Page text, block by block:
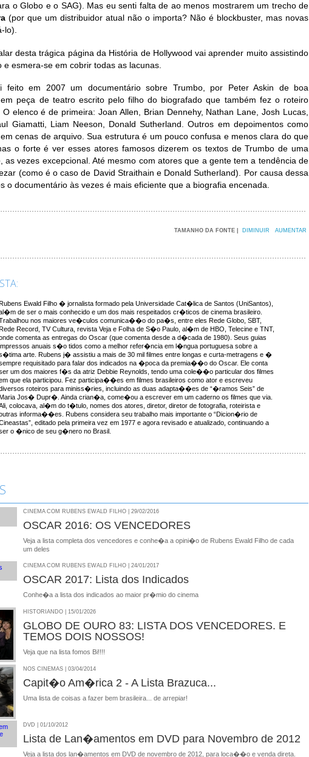
o Globo e o SAG). Mas eu senti falta de ao menos mostrarem um trecho de
(por que um distribuidor atual não o importa? Não é blockbuster, mas novas
lo).
desta trágica página da História de Hollywood vai aprender muito assistindo
esmera-se em cobrir todas as lacunas.
feito em 2007 um documentário sobre Trumbo, por Peter Askin de boa
peça de teatro escrito pelo filho do biografado que também fez o roteiro
elenco é de primeira: Joan Allen, Brian Dennehy, Nathan Lane, Josh Lucas,
Giamatti, Liam Neeson, Donald Sutherland. Outros em depoimentos como
cenas de arquivo. Sua estrutura é um pouco confusa e menos clara do que
o forte é ver esses atores famosos dizerem os textos de Trumbo de uma
as vezes excepcional. Até mesmo com atores que a gente tem a tendência de
(como é o caso de David Straithain e Donald Sutherland). Por causa dessa
o documentário às vezes é mais eficiente que a biografia encenada.
TAMANHO DA FONTE | DIMINUIR AUMENTAR
Ewald Filho � jornalista formado pela Universidade Cat�lica de Santos (UniSantos),
de ser o mais conhecido e um dos mais respeitados cr�ticos de cinema brasileiro.
nos maiores ve�culos comunica��o do pa�s, entre eles Rede Globo, SBT,
Record, TV Cultura, revista Veja e Folha de S�o Paulo, al�m de HBO, Telecine e TNT,
comenta as entregas do Oscar (que comenta desde a d�cada de 1980). Seus guias
anuais s�o tidos como a melhor refer�ncia em l�ngua portuguesa sobre a
arte. Rubens j� assistiu a mais de 30 mil filmes entre longas e curta-metragens e �
requisitado para falar dos indicados na �poca da premia��o do Oscar. Ele conta
um dos maiores f�s da atriz Debbie Reynolds, tendo uma cole��o particular dos filmes
que ela participou. Fez participa��es em filmes brasileiros como ator e escreveu
roteiros para miniss�ries, incluindo as duas adapta��es de “�ramos Seis” de
Jos� Dupr�. Ainda crian�a, come�ou a escrever em um caderno os filmes que via.
colocava, al�m do t�tulo, nomes dos atores, diretor, diretor de fotografia, roteirista e
informa��es. Rubens considera seu trabalho mais importante o “Dicion�rio de
editado pela primeira vez em 1977 e agora revisado e atualizado, continuando a
o �nico de seu g�nero no Brasil.
CINEMA COM RUBENS EWALD FILHO | 29/02/2016
OSCAR 2016: OS VENCEDORES
Veja a lista completa dos vencedores e conhe�a a opini�o de Rubens Ewald Filho de cada
um deles
CINEMA COM RUBENS EWALD FILHO | 24/01/2017
OSCAR 2017: Lista dos Indicados
Conhe�a a lista dos indicados ao maior pr�mio do cinema
HISTORIANDO | 15/01/2026
GLOBO DE OURO 83: LISTA DOS VENCEDORES. E
TEMOS DOIS NOSSOS!
Veja que na lista fomos Bi!!!!
NOS CINEMAS | 03/04/2014
Capit�o Am�rica 2 - A Lista Brazuca...
Uma lista de coisas a fazer bem brasileira... de arrepiar!
DVD | 01/10/2012
Lista de Lan�amentos em DVD para Novembro de 2012
Veja a lista dos lan�amentos em DVD de novembro de 2012, para loca��o e venda direta.